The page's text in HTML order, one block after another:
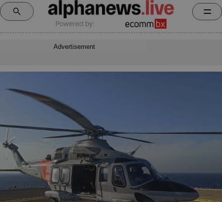
Powered by:
Advertisement